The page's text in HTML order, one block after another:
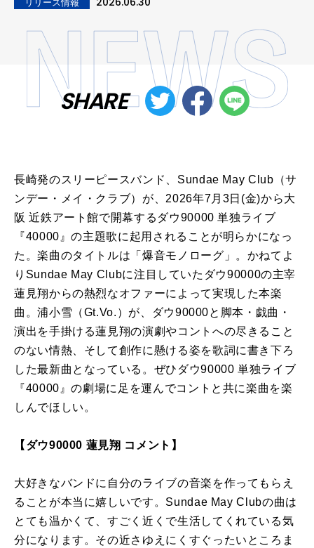
リリース情報
SHARE
長崎発のスリーピースバンド、Sundae May Club（サ
ンデー・メイ・クラブ）が、2026年7月3日(金)から大
阪 近鉄アート館で開幕するダウ90000 単独ライブ
『40000』の主題歌に起用されることが明らかになっ
た。楽曲のタイトルは「爆音モノローグ」。かねてよ
りSundae May Clubに注目していたダウ90000の主宰
蓮見翔からの熱烈なオファーによって実現した本楽
曲。浦小雪（Gt.Vo.）が、ダウ90000と脚本・戯曲・
演出を手掛ける蓮見翔の演劇やコントへの尽きること
のない情熱、そして創作に懸ける姿を歌詞に書き下ろ
した最新曲となっている。ぜひダウ90000 単独ライブ
『40000』の劇場に足を運んでコントと共に楽曲を楽
しんでほしい。
【ダウ90000 蓮⾒翔 コメント】
大好きなバンドに自分のライブの音楽を作ってもらえ
ることが本当に嬉しいです。Sundae May Clubの曲は
とても温かくて、すごく近くで生活してくれている気
分になります。その近さゆえにくすぐったいところま